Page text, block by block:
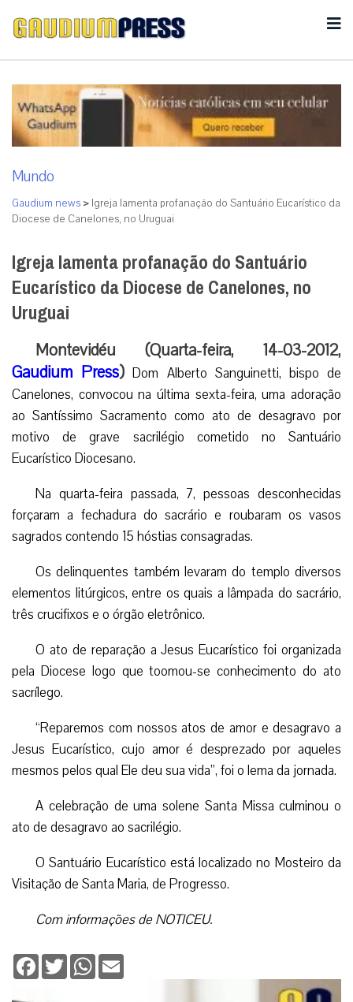
Mundo
Gaudium news > Igreja lamenta profanação do Santuário Eucarístico da
Diocese de Canelones, no Uruguai
Igreja lamenta profanação do Santuário
Eucarístico da Diocese de Canelones, no
Uruguai
Montevidéu (Quarta-feira, 14-03-2012,
Gaudium Press) Dom Alberto Sanguinetti, bispo de
Canelones, convocou na última sexta-feira, uma adoração
ao Santíssimo Sacramento como ato de desagravo por
motivo de grave sacrilégio cometido no Santuário
Eucarístico Diocesano.
Na quarta-feira passada, 7, pessoas desconhecidas
forçaram a fechadura do sacrário e roubaram os vasos
sagrados contendo 15 hóstias consagradas.
Os delinquentes também levaram do templo diversos
elementos litúrgicos, entre os quais a lâmpada do sacrário,
três crucifixos e o órgão eletrônico.
O ato de reparação a Jesus Eucarístico foi organizada
pela Diocese logo que toomou-se conhecimento do ato
sacrílego.
“Reparemos com nossos atos de amor e desagravo a
Jesus Eucarístico, cujo amor é desprezado por aqueles
mesmos pelos qual Ele deu sua vida”, foi o lema da jornada.
A celebração de uma solene Santa Missa culminou o
ato de desagravo ao sacrilégio.
O Santuário Eucarístico está localizado no Mosteiro da
Visitação de Santa Maria, de Progresso.
Com informações de NOTICEU.
Facebook
TwitterWhatsApp